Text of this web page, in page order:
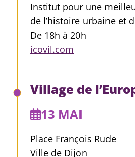
Institut pour une
de l’histoire urbaine et
De 18h à 20h
icovil.com
Village de
13 MAI
Place François Rude
Ville de Dijon